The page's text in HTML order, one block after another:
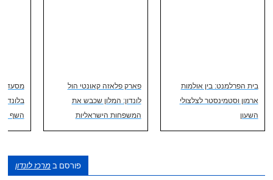
בית הפרלמנט: בין אולמות
ארמון וסטמינסטר לצלצולי
השעון
פארק פלאזה קאונטי הול
לונדון: המלון שכבש את
המשפחות הישראליות
מסעדת
השף רן
פורסם במרכז לונדון